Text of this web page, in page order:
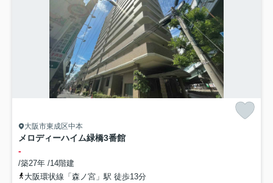
大阪市東成区中本
メロディーハイム緑橋3番館
-
/築27年 /14階建
大阪環状線「森ノ宮」駅 徒歩13分